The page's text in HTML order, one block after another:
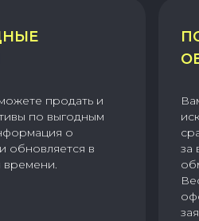
продать и
по выгодным
о
обновляется в
времени.
за